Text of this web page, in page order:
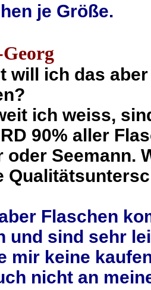
je Größe.
will ich das
ich weiss,
90% aller
oder Seemann.
Flaschen
und sind sehr
mir keine
nicht an